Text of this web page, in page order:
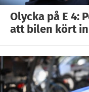
Olycka på E 4:
att bilen kört